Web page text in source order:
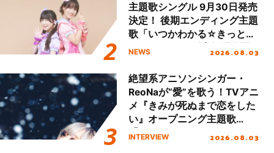
主題歌シングル 9月30日発売
決定！ 後期エンディング主題
歌「いつかわかる☆きっとあ
える」TVサイズ先行配信開
NEWS 2026.08.03
絶望系アニソンシンガー・
ReoNaが“愛”を歌う！TVアニ
メ『きみが死ぬまで恋をした
い』オープニング主題歌
「Amore」インタビュー
INTERVIEW 2026.08.03